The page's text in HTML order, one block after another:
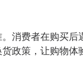
消费者在购买
政策，让购物体